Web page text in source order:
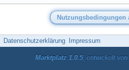
Datenschutzerklärung Impressum
Marktplatz 1.0.5, entwickelt von